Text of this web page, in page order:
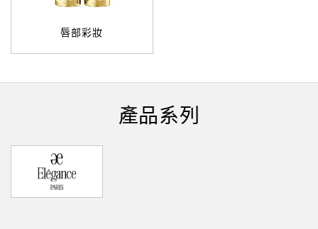
唇部彩妝
產品系列